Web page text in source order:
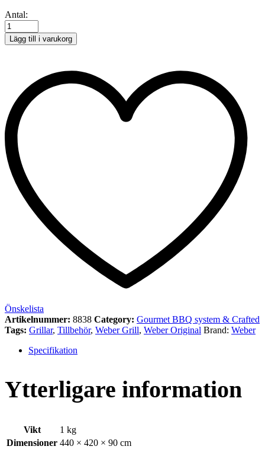
GBS
Kycklinghållare
Weber
quantity
Antal:
Lägg till i varukorg
Önskelista
Artikelnummer: 8838 Category: Gourmet BBQ system & Crafted
Tags: Grillar, Tillbehör, Weber Grill, Weber Original Brand: Weber
Specifikation
Ytterligare information
Vikt
1 kg
Dimensioner 440 × 420 × 90 cm